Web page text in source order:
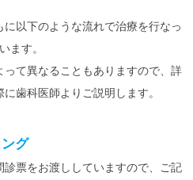
以下のような流れで治療を行なっ
ます。
て異なることもありますので、詳
歯科医師よりご説明します。
グ
票をお渡ししていますので、ご記